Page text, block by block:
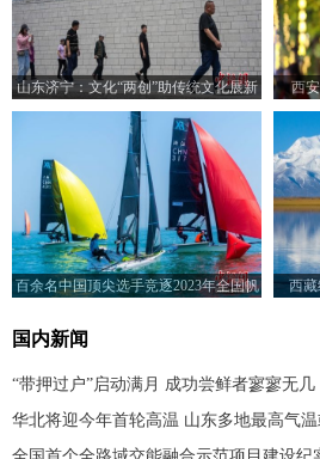
山东济宁：文化“两创”助传统文化展新
颜
西
百余名中国顶尖选手竞逐2023年全国帆
西
国内新闻
“带押过户”启动满月 成功尝鲜者寥寥无几
华北将迎今年首轮高温 山东多地最高气